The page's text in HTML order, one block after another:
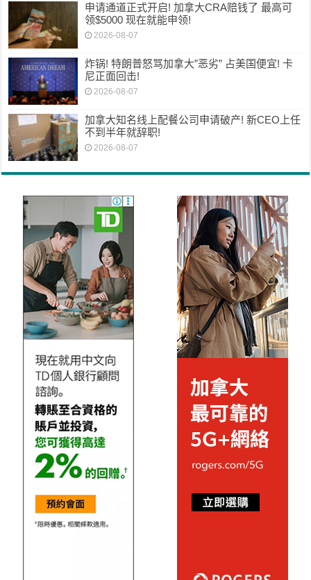
申请通道正式开启! 加拿大CRA赔钱了 最高可
领$5000 现在就能申领!
2026-08-07
炸锅! 特朗普怒骂加拿大”恶劣” 占美国便宜! 卡
尼正面回击!
2026-08-07
加拿大知名线上配餐公司申请破产! 新CEO上任
不到半年就辞职!
2026-08-07